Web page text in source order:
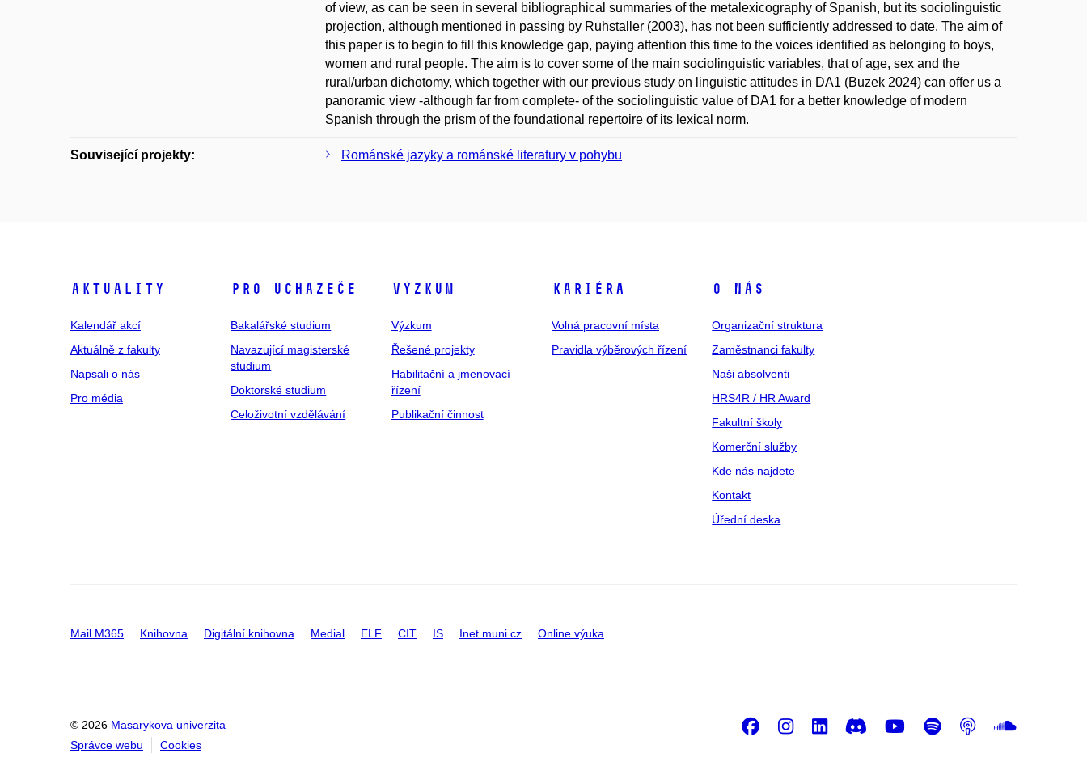
of view, as can be seen in several bibliographical summaries of the metalexicography of Spanish, but its sociolinguistic
projection, although mentioned in passing by Ruhstaller (2003), has not been sufficiently addressed to date. The aim of
this paper is to begin to fill this knowledge gap, paying attention this time to the voices identified as belonging to boys,
women and rural people. The aim is to cover some of the main sociolinguistic variables, that of age, sex and the
rural/urban dichotomy, which together with our previous study on linguistic attitudes in DA1 (Buzek 2024) can offer us a
panoramic view -although far from complete- of the sociolinguistic value of DA1 for a better knowledge of modern
Spanish through the prism of the foundational repertoire of its lexical norm.
Související projekty: Románské jazyky a románské literatury v pohybu
Aktuality
Kalendář akcí
Aktuálně z fakulty
Napsali o nás
Pro média
Pro uchazeče
Bakalářské studium
Navazující magisterské
studium
Doktorské studium
Celoživotní vzdělávání
Výzkum
Výzkum
Řešené projekty
Habilitační a jmenovací
řízení
Publikační činnost
Kariéra
Volná pracovní místa
Pravidla výběrových řízení
O nás
Organizační struktura
Zaměstnanci fakulty
Naši absolventi
HRS4R / HR Award
Fakultní školy
Komerční služby
Kde nás najdete
Kontakt
Úřední deska
Mail M365 Knihovna Digitální knihovna Medial ELF CIT IS Inet.muni.cz Online výuka
© 2026 Masarykova univerzita
Správce webu
Cookies
Facebook
Instagram
LinkedIn
DiscordYoutube
Spotify
Podcast